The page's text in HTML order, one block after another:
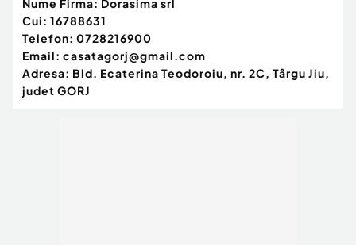
Nume Firma: Dorasima srl
Cui: 16788631
Telefon: 0728216900
Email: casatagorj@gmail.com
Adresa: Bld. Ecaterina Teodoroiu, nr. 2C, Târgu Jiu,
judet GORJ